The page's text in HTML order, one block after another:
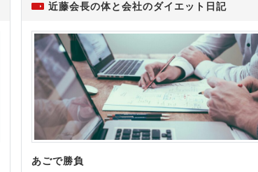
近藤会長の体と会社のダイエット日記
あごで勝負